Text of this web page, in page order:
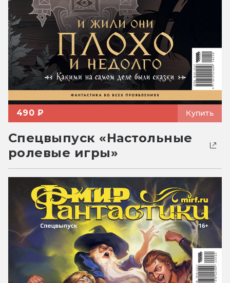
490 ₽ Купить
Спецвыпуск «Настольные
ролевые игры»